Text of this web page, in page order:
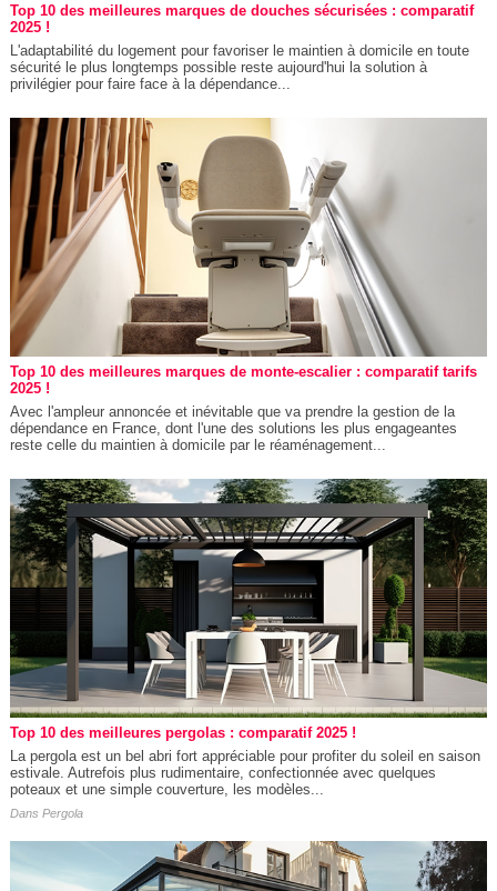
Top 10 des meilleures marques de douches sécurisées : comparatif
2025 !
L'adaptabilité du logement pour favoriser le maintien à domicile en toute
sécurité le plus longtemps possible reste aujourd'hui la solution à
privilégier pour faire face à la dépendance...
Top 10 des meilleures marques de monte-escalier : comparatif tarifs
2025 !
Avec l'ampleur annoncée et inévitable que va prendre la gestion de la
dépendance en France, dont l'une des solutions les plus engageantes
reste celle du maintien à domicile par le réaménagement...
Top 10 des meilleures pergolas : comparatif 2025 !
La pergola est un bel abri fort appréciable pour profiter du soleil en saison
estivale. Autrefois plus rudimentaire, confectionnée avec quelques
poteaux et une simple couverture, les modèles...
Dans Pergola